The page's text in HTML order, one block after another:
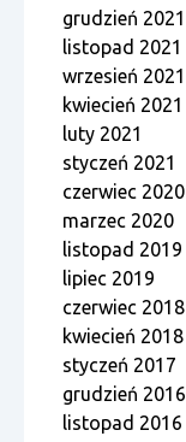
grudzień 2021
listopad 2021
wrzesień 2021
kwiecień 2021
luty 2021
styczeń 2021
czerwiec 2020
marzec 2020
listopad 2019
lipiec 2019
czerwiec 2018
kwiecień 2018
styczeń 2017
grudzień 2016
listopad 2016